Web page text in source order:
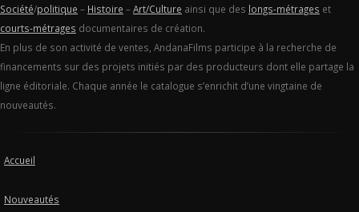
Société/politique – Histoire –Art/Culture ainsi que des longs-métrages et
courts-métrages documentaires de création.
En plus de son activité de ventes, AndanaFilms participe à la recherche de
financements sur des projets initiés par des producteurs dont elle partage la
ligne éditoriale. Chaque année le catalogue s’enrichit d’une vingtaine de
nouveautés.
Accueil
Nouveautés